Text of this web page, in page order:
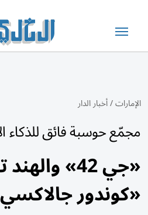
الإمارات/أخبار الدار
مجمّع حوسبة فائق للذكاء
«جي 42»
«كوندور